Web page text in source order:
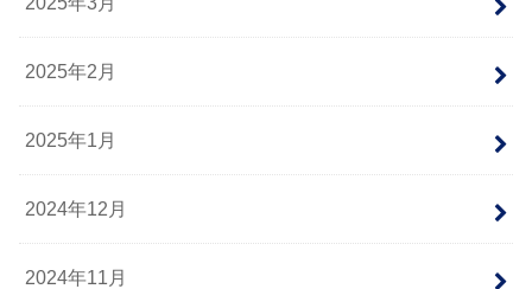
2025年2月
2025年1月
2024年12月
2024年11月